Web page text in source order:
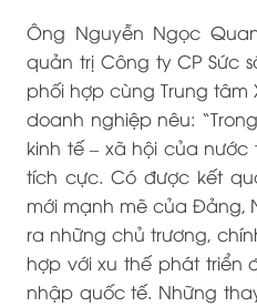
Ông Nguyễn Ngọc
quản trị Công ty CP Sức
phối hợp cùng Trung tâm
doanh nghiệp nêu:
kinh tế – xã hội của
tích cực. Có được kết
mới mạnh mẽ của Đảng,
ra những chủ trương,
hợp với xu thế phát triển
nhập quốc tế. Những